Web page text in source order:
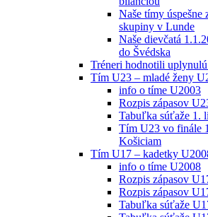
Naše tímy úspešne
skupiny v Lunde
Naše dievčatá
do Švédska
Tréneri hodnotili
Tím U23 – mladé ženy
info o tíme U2003
Rozpis zápasov
Tabuľka súťaže 1.
Tím U23 vo finále
Košiciam
Tím U17 – kadetky
info o tíme U2008
Rozpis zápasov
Rozpis zápasov
Tabuľka súťaže